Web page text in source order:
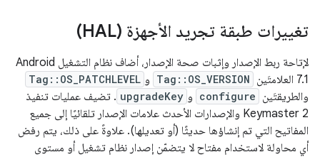
تغييرات طبقة تجريد الأجهزة (HAL)
لإتاحة ربط الإصدار وإثبات صحة الإصدار، أضاف نظام التشغيل Android
7.1 العلامتَين
Tag::OS_VERSION و Tag::OS_PATCHLEVEL
والطريقتَين configure و upgradeKey . تضيف عمليات تنفيذ
Keymaster 2 والإصدارات الأحدث علامات الإصدار تلقائيًا إلى جميع
المفاتيح التي تم إنشاؤها حديثًا (أو تعديلها). علاوةً على ذلك، يتم رفض
أي محاولة لاستخدام مفتاح لا يتضمّن إصدار نظام تشغيل أو مستوى